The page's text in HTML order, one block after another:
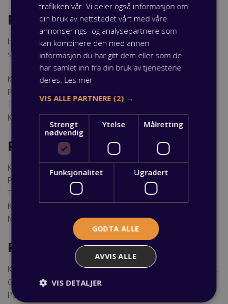
PPOT Ringerike/Hole
har ansvar for elever, lærlinger og videregående skoler
samt Arbeidsinstitutt på Ringerike og Hole.
Kontorsted: Søndre Torv 1, Hønefoss
Postadresse: Postboks 241 Sentrum, 3502 Hønefoss
Tlf: 32 80 89 20
Kontorleder: Karl-Petter Endrerud
PPOT Kongsberg og Numedal
Kontorsted: Nymoens Torg 6-8, Kongsberg
Postadresse: Pb 742, Nymoen, 3606 Kongsberg
Tlf: 32 86 82 70
Kontorleder: Asbjørn O. Langaas
Nettside:
www.ppt-ot.no/
PPT og OT i Hallingdal
Kontorsted: Skysstasjon, Sentrumsvn 93 (inngang bakside),
Gol.
Postadresse: Pb 93, 3551 Gol
trafikken vår. Vi deler også informasjon om
din bruk av nettstedet vårt med våre
annonserings- og analysepartnere som
kan kombinere den med annen
informasjon du har gitt dem eller som de
har samlet inn fra din bruk av tjenestene
deres. Les mer
VIS ALLE PARTNERE (2) →
Strengt
nødvendig
Ytelse Målretting
Funksjonalitet Ugradert
GODTA ALLE
AVVIS ALLE
VIS DETALJER